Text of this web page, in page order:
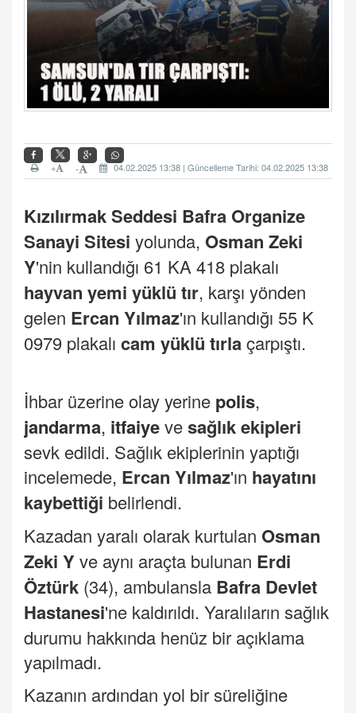
04.02.2025 13:38 | Güncelleme Tarihi: 04.02.2025 13:38
-
+
KızılırmakSeddesi Bafra Organize
Sanayi Sitesi yolunda, Osman Zeki
Y'nin kullandığı 61 KA 418 plakalı
hayvan yemi yüklü tır, karşı yönden
gelen Ercan Yılmaz'ın kullandığı 55 K
0979 plakalı cam yüklü tırlaçarpıştı.
İhbar üzerine olay yerine polis,
jandarma, itfaiyevesağlık ekipleri
sevk edildi. Sağlık ekiplerinin yaptığı
incelemede, Ercan Yılmaz'ın hayatını
kaybettiği belirlendi.
Kazadan yaralı olarak kurtulan Osman
Zeki Y ve aynı araçta bulunan Erdi
Öztürk (34), ambulansla Bafra Devlet
Hastanesi'ne kaldırıldı. Yaralıların sağlık
durumu hakkında henüz bir açıklama
yapılmadı.
Kazanın ardından yol bir süreliğine